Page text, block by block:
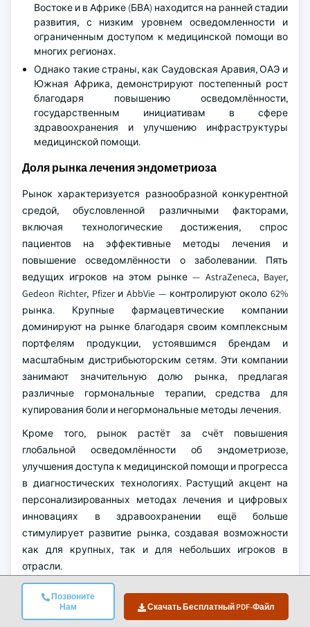
Позвоните
Нам
Скачать Бесплатный PDF-Файл
Востоке и в Африке (БВА) находится на ранней стадии
развития, с низким уровнем осведомленности и
ограниченным доступом к медицинской помощи во
многих регионах.
Однако такие страны, как Саудовская Аравия, ОАЭ и
Южная Африка, демонстрируют постепенный рост
благодаря повышению осведомлённости,
государственным инициативам в сфере
здравоохранения и улучшению инфраструктуры
медицинской помощи.
Доля рынка лечения эндометриоза
Рынок характеризуется разнообразной конкурентной
средой, обусловленной различными факторами,
включая технологические достижения, спрос
пациентов на эффективные методы лечения и
повышение осведомлённости о заболевании. Пять
ведущих игроков на этом рынке — AstraZeneca, Bayer,
Gedeon Richter, Pfizer и AbbVie — контролируют около 62%
рынка. Крупные фармацевтические компании
доминируют на рынке благодаря своим комплексным
портфелям продукции, устоявшимся брендам и
масштабным дистрибьюторским сетям. Эти компании
занимают значительную долю рынка, предлагая
различные гормональные терапии, средства для
купирования боли и негормональные методы лечения.
Кроме того, рынок растёт за счёт повышения
глобальной осведомлённости об эндометриозе,
улучшения доступа к медицинской помощи и прогресса
в диагностических технологиях. Растущий акцент на
персонализированных методах лечения и цифровых
инновациях в здравоохранении ещё больше
стимулирует развитие рынка, создавая возможности
как для крупных, так и для небольших игроков в
отрасли.
Рынок лечения эндометриоза Атрибуты
отчета